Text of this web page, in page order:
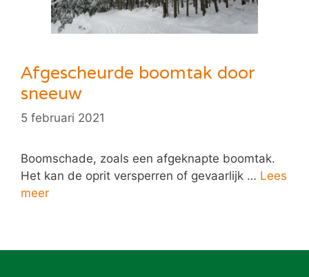
Afgescheurde boomtak door
sneeuw
5 februari 2021
Boomschade, zoals een afgeknapte boomtak.
Het kan de oprit versperren of gevaarlijk … Lees
meer